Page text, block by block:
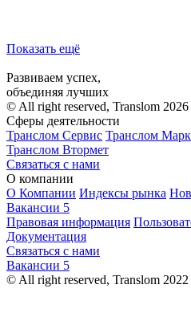
Показать ещё
Развиваем успех,
объединяя лучших
© All right reserved, Translom 2026
Сферы деятельности
Транслом Сервис Транслом
Транслом Втормет
Связаться с нами
О компании
О Компании Индексы рынка
Вакансии 5
Правовая информация
Документация
Связаться с нами
Вакансии 5
© All right reserved, Translom 2022